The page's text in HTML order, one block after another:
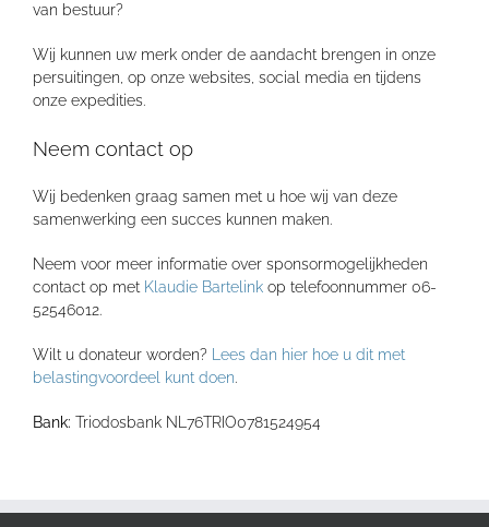
van bestuur?
Wij kunnen uw merk onder de aandacht brengen in onze
persuitingen, op onze websites, social media en tijdens
onze expedities.
Neem contact op
Wij bedenken graag samen met u hoe wij van deze
samenwerking een succes kunnen maken.
Neem voor meer informatie over sponsormogelijkheden
contact op met Klaudie Bartelink op telefoonnummer 06-
52546012.
Wilt u donateur worden?
Lees dan hier hoe u dit met
belastingvoordeel kunt doen.
Bank: Triodosbank NL76TRIO0781524954